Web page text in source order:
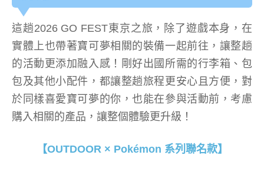
這趟2026 GO FEST東京之旅，除了遊戲本身，在
實體上也帶著寶可夢相關的裝備一起前往，讓整趟
的活動更添加融入感！剛好出國所需的行李箱、包
包及其他小配件，都讓整趟旅程更安心且方便，對
於同樣喜愛寶可夢的你，也能在參與活動前，考慮
購入相關的產品，讓整個體驗更升級！
【OUTDOOR × Pokémon 系列聯名款】